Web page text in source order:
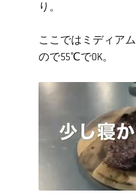
り。
ここではミディア
ので55℃でOK。